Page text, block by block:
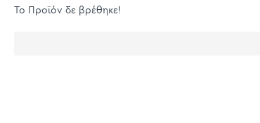
Το Προϊόν δε βρέθηκε!